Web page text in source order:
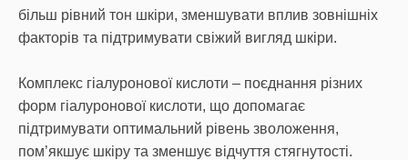
більш рівний тон шкіри, зменшувати вплив зовнішніх
факторів та підтримувати свіжий вигляд шкіри.
Комплекс гіалуронової кислоти – поєднання різних
форм гіалуронової кислоти, що допомагає
підтримувати оптимальний рівень зволоження,
пом’якшує шкіру та зменшує відчуття стягнутості.